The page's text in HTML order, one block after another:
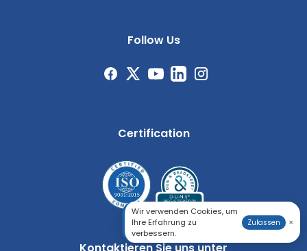
Follow Us
Certification
Wir verwenden Cookies, um
Ihre Erfahrung zu
verbessern.
Zulassen ×